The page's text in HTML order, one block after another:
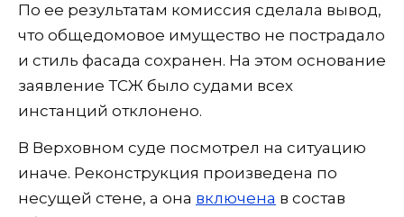
По ее результатам комиссия сделала вывод,
что общедомовое имущество не пострадало
и стиль фасада сохранен. На этом основание
заявление ТСЖ было судами всех
инстанций отклонено.
В Верховном суде посмотрел на ситуацию
иначе. Реконструкция произведена по
несущей стене, а она включена в состав